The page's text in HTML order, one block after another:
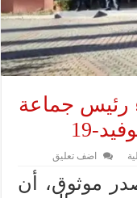
رئيس جماعة
19
اضف تعليق
موثوق، أن